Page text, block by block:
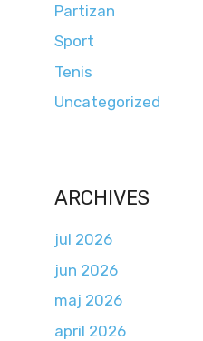
Partizan
Sport
Tenis
Uncategorized
ARCHIVES
jul 2026
jun 2026
maj 2026
april 2026